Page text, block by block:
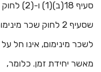
סעיף
שסעיף 2 לחוק שכר
לשכר מינימום, אינו חל
מאשר יחידת זמן. כלומר,